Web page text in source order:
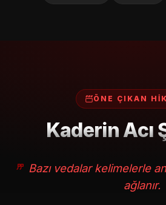
ÖNE ÇIKAN
Kaderin Acı
Bazı vedalar kelimelerle
ağlanır.